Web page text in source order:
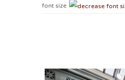
font size